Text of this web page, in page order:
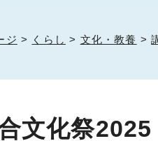
ジ > くらし > 文化・教養 >
文化祭2025